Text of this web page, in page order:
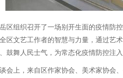
区组织召开了一场别开生面的疫情防
区文艺工作者的智慧与力量，通过艺
鼓舞人民士气，为常态化疫情防控注
会上，来自区作家协会、美术家协会